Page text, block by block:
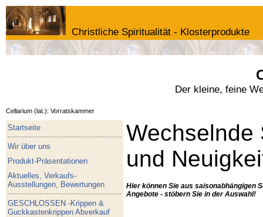
Christliche Spiritualität - Klosterprodukte
Der kleine, feine
Cellarium (lat.): Vorratskammer
Startseite
Wir über uns
Produkt-Präsentationen
Aktuelles, Verkaufs-
Ausstellungen, Bewertungen
GESCHLOSSEN -Krippen &
Guckkastenkrippen Abverkauf
Wechselnde
und
Hier können Sie aus saisonabhängigen
Angebote - stöbern Sie in der Auswahl!